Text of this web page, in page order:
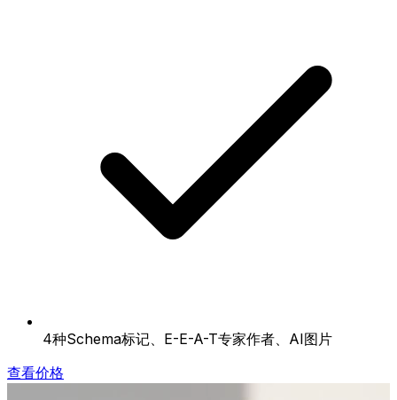
4种Schema标记、E-E-A-T专家作者、AI图片
查看价格